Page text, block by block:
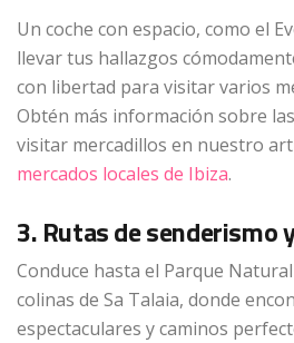
Un coche con espacio, como el
llevar tus hallazgos
con libertad para visitar varios
Obtén más información sobre
visitar mercadillos en nuestro
mercados locales de Ibiza.
3. Rutas de senderismo
Conduce hasta el Parque
colinas de Sa Talaia, donde
espectaculares y caminos